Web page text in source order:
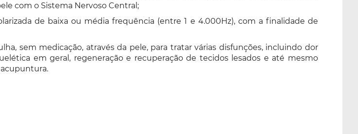
com o Sistema Nervoso Central;
de baixa ou média frequência (entre 1 e 4.000Hz), com a finalidade de
sem medicação, através da pele, para tratar várias disfunções, incluindo dor
em geral, regeneração e recuperação de tecidos lesados e até mesmo
acupuntura.